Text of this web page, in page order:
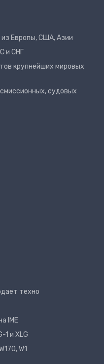
Европы, США, Азии
и СНГ
крупнейших мировых
судовых
техно
IME
1 и XLG
W1